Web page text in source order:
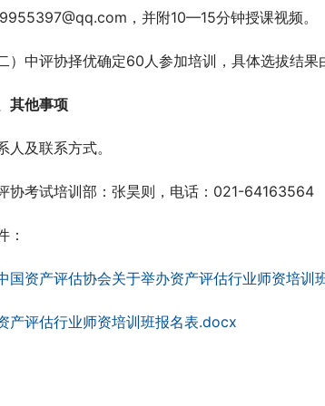
，并附10—15分钟授课视频。
二）中评协择优确定60人参加培训，具体选拔结果
其他事项
人及联系方式。
协考试培训部：张昊则，电话：021-64163564
：
国资产评估协会关于举办资产评估行业师资培训
产评估行业师资培训班报名表.docx